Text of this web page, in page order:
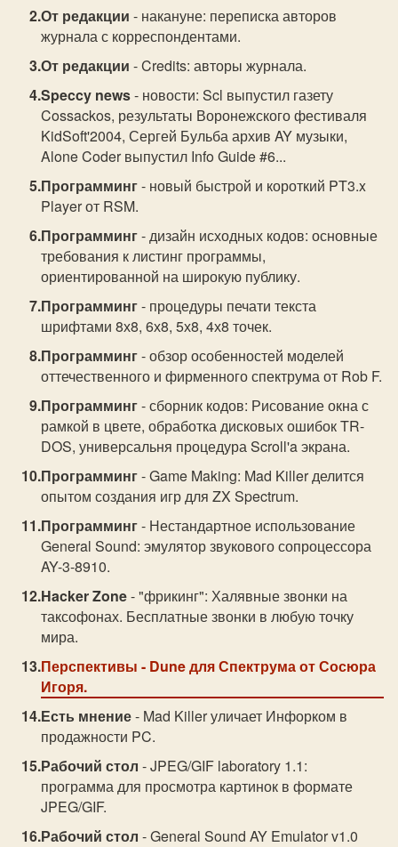
От редакции - накануне: переписка авторов
журнала с корреспондентами.
От редакции - Credits: авторы журнала.
Speccy news- новости: Scl выпустил газету
Cossackos, результаты Воронежского фестиваля
KidSoft'2004, Сергей Бульба архив AY музыки,
Alone Coder выпустил Info Guide #6...
Программинг- новый быстрой и короткий PT3.x
Player от RSM.
Программинг- дизайн исходных кодов: основные
требования к листинг программы,
ориентированной на широкую публику.
Программинг- процедуры печати текста
шрифтами 8х8, 6х8, 5х8, 4х8 точек.
Программинг- обзор особенностей моделей
оттечественного и фирменного спектрума от Rob F.
Программинг- сборник кодов: Рисование окна с
рамкой в цвете, обработка дисковых ошибок TR-
DOS, универсальня процедура Scroll'a экрана.
Программинг- Game Making: Mad Killer делится
опытом создания игр для ZX Spectrum.
Программинг- Нестандартное использование
General Sound: эмулятор звукового сопроцессора
AY-3-8910.
Hacker Zone- "фрикинг": Халявные звонки на
таксофонах. Бесплатные звонки в любую точку
мира.
Перспективы - Dune для Спектрума от Сосюра
Игоря.
Есть мнение- Mad Killer уличает Инфорком в
продажности PC.
Рабочий стол - JPEG/GIF laboratory 1.1:
программа для просмотра картинок в формате
JPEG/GIF.
Рабочий стол - General Sound AY Emulator v1.0